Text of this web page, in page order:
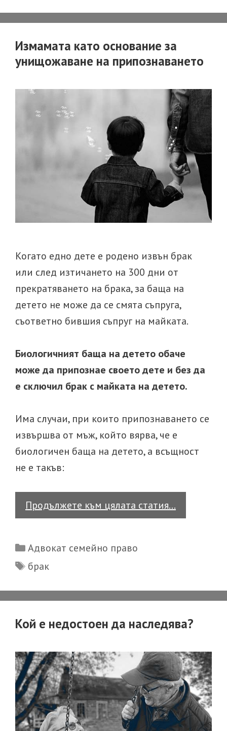
и
му
в
Измамата като основание за
унищожаване на припознаването
Когато едно дете е родено извън брак
или след изтичането на 300 дни от
прекратяването на брака, за баща на
детето не може да се смята съпруга,
съответно бившия съпруг на майката.
Биологичният баща на детето обаче
може да припознае своето дете и без да
е сключил брак с майката на детето.
Има случаи, при които припознаването се
извършва от мъж, който вярва, че е
биологичен баща на детето, а всъщност
не е такъв:
Продължете към цялата статия…
като
Categories
Адвокат семейно право
Tags
брак
Кой е недостоен да наследява?